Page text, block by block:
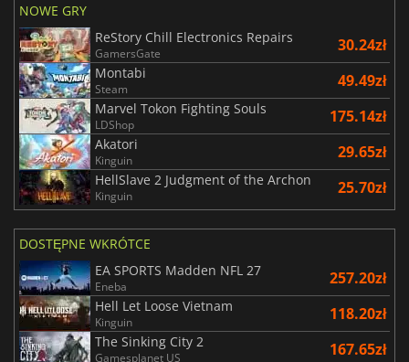
NOWE GRY
ReStory Chill Electronics Repairs
GamersGate 30.24zł
Montabi
Steam 49.49zł
Marvel Tokon Fighting Souls
LDShop 175.14zł
Akatori
Kinguin 29.65zł
HellSlave 2 Judgment of the Archon
Kinguin 25.70zł
DOSTĘPNE WKRÓTCE
EA SPORTS Madden NFL 27
Eneba 257.20zł
Hell Let Loose Vietnam
Kinguin 118.20zł
The Sinking City 2
Gamesplanet US 167.65zł